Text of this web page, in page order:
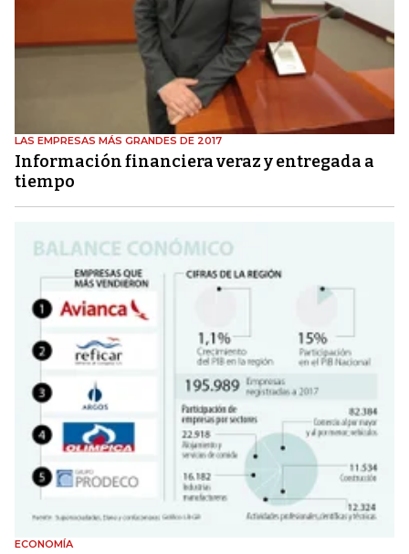
LAS EMPRESAS MÁS GRANDES DE 2017
Información financiera veraz y entregada a
tiempo
ECONOMÍA